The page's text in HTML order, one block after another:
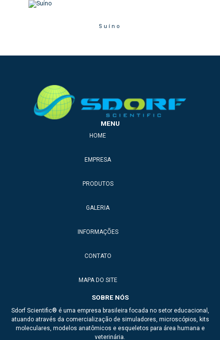
Suíno
MENU
HOME
EMPRESA
PRODUTOS
GALERIA
INFORMAÇÕES
CONTATO
MAPA DO SITE
SOBRE NÓS
Sdorf Scientific® é uma empresa brasileira focada no setor educacional,
atuando através da comercialização de simuladores, microscópios, kits
moleculares, modelos anatômicos e esqueletos para área humana e
veterinária.